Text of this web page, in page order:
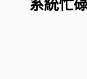
系統忙